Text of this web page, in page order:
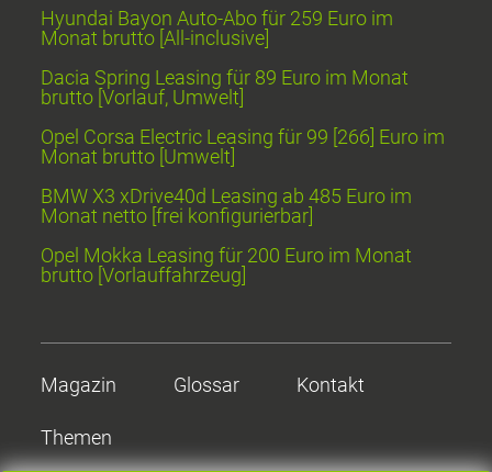
Hyundai Bayon Auto-Abo für 259 Euro im
Monat brutto [All-inclusive]
Dacia Spring Leasing für 89 Euro im Monat
brutto [Vorlauf, Umwelt]
Opel Corsa Electric Leasing für 99 [266] Euro im
Monat brutto [Umwelt]
BMW X3 xDrive40d Leasing ab 485 Euro im
Monat netto [frei konfigurierbar]
Opel Mokka Leasing für 200 Euro im Monat
brutto [Vorlauffahrzeug]
Magazin Glossar Kontakt
Themen